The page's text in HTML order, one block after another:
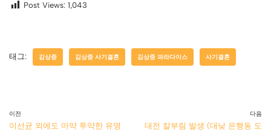
Post Views: 1,043
태그: 김상중 김상중 사기결혼 김상중 파라다이스 사기결혼
이전
이선균 외에도 마약 투약한 유명
다음
대전 칼부림 발생 (대낮 은행동 도